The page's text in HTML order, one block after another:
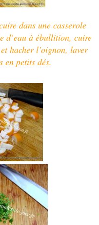
dans une casserole
d’eau à ébullition, cuire
hacher l’oignon, laver
en petits dés.